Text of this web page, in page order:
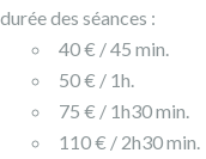
des séances :
40 € / 45 min.
50 € / 1h.
75 € / 1h30 min.
110 € / 2h30 min.